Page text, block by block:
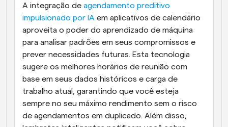
A integração de agendamento preditivo
impulsionado por IA em aplicativos de calendário
aproveita o poder do aprendizado de máquina
para analisar padrões em seus compromissos e
prever necessidades futuras. Esta tecnologia
sugere os melhores horários de reunião com
base em seus dados históricos e carga de
trabalho atual, garantindo que você esteja
sempre no seu máximo rendimento sem o risco
de agendamentos em duplicado. Além disso,